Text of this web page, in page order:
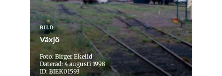
BILD
Växjö
Foto: Birger Ekelid
Daterad: 4 augusti 1998
ID: BIEK01593